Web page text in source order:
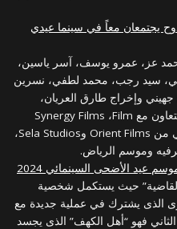
يجتمعان معاً في سينما عيدي
بطولة: أحمد عز، عمرو يوسف، آسر ياسين،
سيد رجب، محمد لطفي، نسرين
وإخراج طارق العريان،
وإنتاج شركة RAW Entertainment بالتعاون مع Synergy Films ،Film
Square وG creations، وتوزيع خارجي من Orient Films وSela Studios،
وموسم الرياض.
عيد الأضحى السينمائي 2024
الأول هو “ولاد رزق 3 – القاضية” حيث يستكمل شخصية
الذى يشترك في عملية جديدة مع
الثاني فهو “أهل الكهف” الذى يجسد